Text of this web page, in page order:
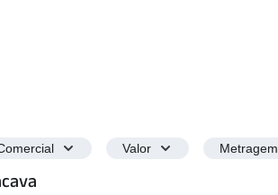
Valor Metragem